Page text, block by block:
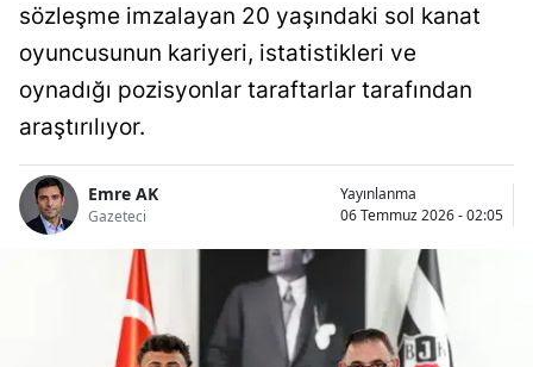
sözleşme imzalayan 20 yaşındaki sol kanat
oyuncusunun kariyeri, istatistikleri ve
oynadığı pozisyonlar taraftarlar tarafından
araştırılıyor.
Emre AK
Gazeteci
Yayınlanma
06 Temmuz 2026 - 02:05